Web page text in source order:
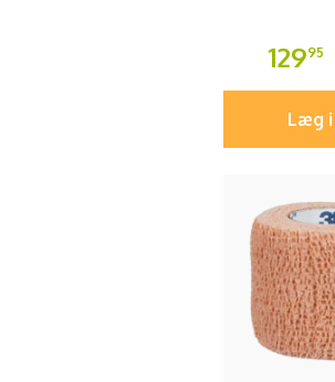
12995
Læg